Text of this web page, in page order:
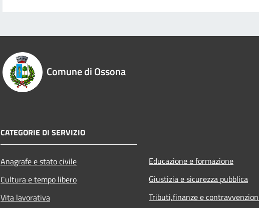
Comune di Ossona
CATEGORIE DI SERVIZIO
Anagrafe e stato civile
Cultura e tempo libero
Vita lavorativa
Educazione e formazione
Giustizia e sicurezza pubblica
Tributi,finanze e